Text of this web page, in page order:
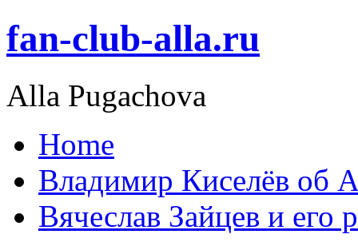
fan-club-alla.ru
Alla Pugachova
Home
Владимир Киселёв об
Вячеслав Зайцев и его